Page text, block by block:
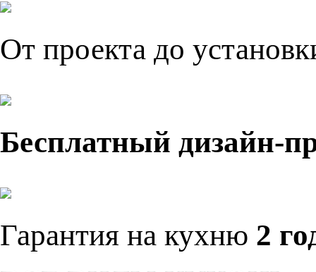
От проекта до
Бесплатный дизайн-
Гарантия на кухню 2